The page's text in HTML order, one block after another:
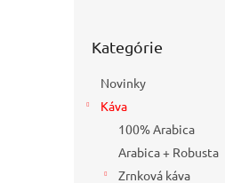
kategórie
Kategórie
Novinky
Káva
100% Arabica
Arabica + Robusta
Zrnková káva